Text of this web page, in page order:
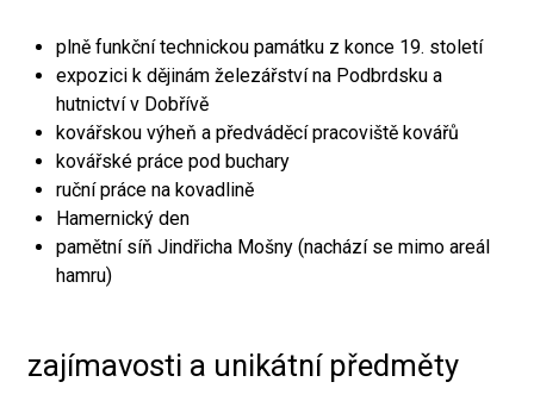
plně funkční technickou památku z konce 19. století
expozici k dějinám železářství na Podbrdsku a
hutnictví v Dobřívě
kovářskou výheň a předváděcí pracoviště kovářů
kovářské práce pod buchary
ruční práce na kovadlině
Hamernický den
pamětní síň Jindřicha Mošny (nachází se mimo areál
hamru)
zajímavosti a unikátní předměty